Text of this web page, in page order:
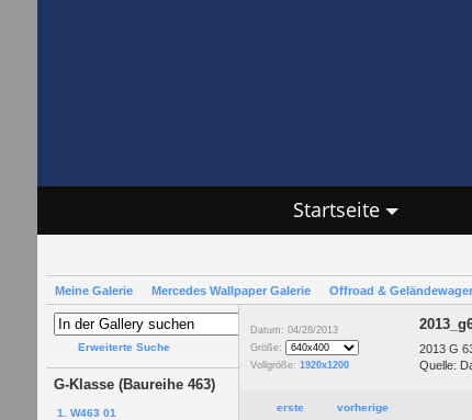
Startseite
Meine Galerie Mercedes Wallpaper Galerie Offroad &
Erweiterte Suche
G-Klasse (Baureihe 463)
1. W463 01
Datum: 04/28/2013
Größe:
Vollgröße: 1920x1200
2013 G
Quelle:
erste vorherige